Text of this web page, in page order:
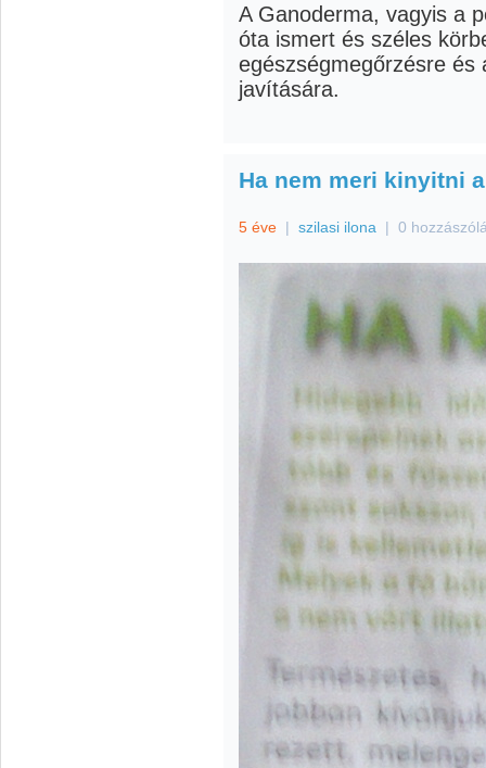
A Ganoderma, vagyis a
óta ismert és széles
egészségmegőrzésre és
javítására.
Ha nem meri kinyitni
5 éve | szilasi ilona | 0